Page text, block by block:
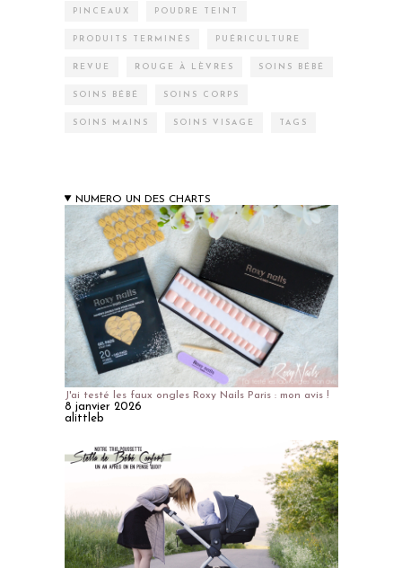
PINCEAUX POUDRE TEINT
PRODUITS TERMINÉS PUÉRICULTURE
REVUE ROUGE À LÈVRES SOINS BÉBÉ
SOINS BÉBÉ SOINS CORPS
SOINS MAINS SOINS VISAGE TAGS
NUMERO UN DES CHARTS
J'ai testé les faux ongles Roxy Nails Paris : mon avis !
8 janvier 2026
alittleb